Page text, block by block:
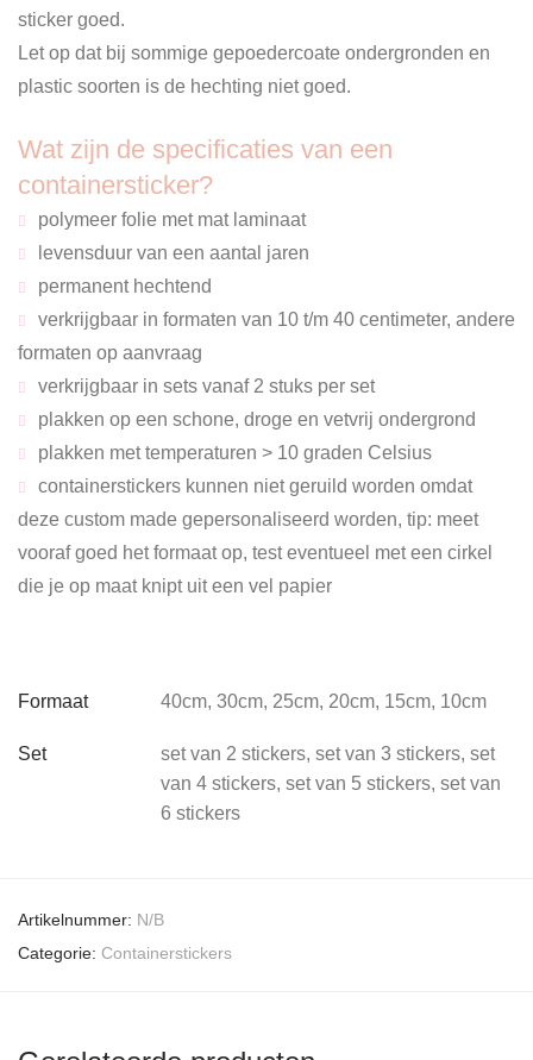
sticker goed.
Let op dat bij sommige gepoedercoate ondergronden en
plastic soorten is de hechting niet goed.
Wat zijn de specificaties van een
containersticker?
polymeer folie met mat laminaat
levensduur van een aantal jaren
permanent hechtend
verkrijgbaar in formaten van 10 t/m 40 centimeter, andere
formaten op aanvraag
verkrijgbaar in sets vanaf 2 stuks per set
plakken op een schone, droge en vetvrij ondergrond
plakken met temperaturen > 10 graden Celsius
containerstickers kunnen niet geruild worden omdat
deze custom made gepersonaliseerd worden, tip: meet
vooraf goed het formaat op, test eventueel met een cirkel
die je op maat knipt uit een vel papier
Formaat 40cm, 30cm, 25cm, 20cm, 15cm, 10cm
Set
set van 2 stickers, set van 3 stickers, set
van 4 stickers, set van 5 stickers, set van
6 stickers
Artikelnummer: N/B
Categorie: Containerstickers